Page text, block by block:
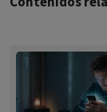
Sociales:
aislamiento
Tratamiento: